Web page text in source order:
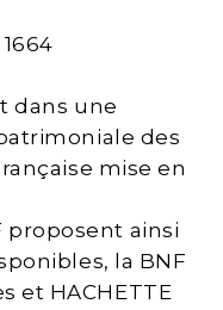
dans une
des
mise en
proposent ainsi
la BNF
et HACHETTE